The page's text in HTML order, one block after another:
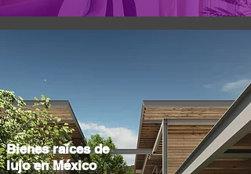
Bienes raíces de
lujo en México